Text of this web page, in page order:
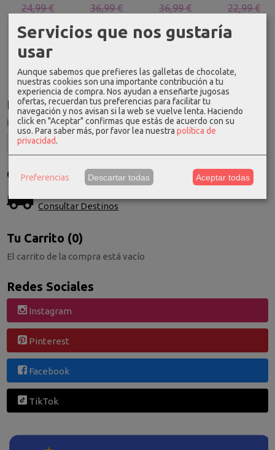
Idioma
Costes de Envío
Consultar Destinos
Tu Carrito (0)
El carrito de la compra está vacío
Redes Sociales
Instagram
Pinterest
Facebook
TikTok
24,99 € 36,99 € 36,99 € 22,99 €
Servicios que nos gustaría
usar
Aunque sabemos que prefieres las galletas de chocolate,
nuestras cookies son una importante contribución a tu
experiencia de compra. Nos ayudan a enseñarte jugosas
ofertas, recuerdan tus preferencias para facilitar tu
navegación y nos avisan si la web se vuelve lenta. Haciendo
click en "Aceptar" confirmas que estás de acuerdo con su
uso. Para saber más, por favor lea nuestra política de
privacidad.
Preferencias Descartar todas Aceptar todas